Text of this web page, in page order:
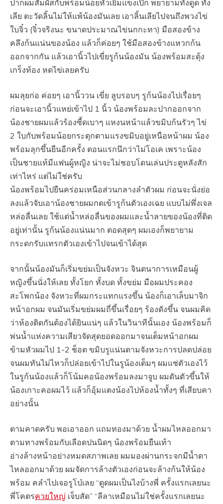
ปากผมสัมผัสกับพร้อมน้อยหัวเยิ้มแข็งเป๊ก พยายามทั้งดูด ทั้ง
เลีย ตะวัดลิ้นไม่ให้แพ้น้องมันเลย เอาลิ้นเลียไปจนถึงพวงไข่
ใบจิ๋ว (จิ๋วจริงนะ ขนาดประมาณไข่นกกะทา) มือสองข้าง
คลึงก้นแน่นของน้อง แล้วก็ค่อยๆ ใช้มือสองข้างแหวกก้น
ออกจากกัน แล้วเอานิ้วไปเขี่ยรูก้นน้องมัน น้องพร้อมสะดุ้ง
เกร็งท้อง หดไข่เลยครับ
ผมลุยก่อ ค่อยๆ เอานิ้ววน เขี่ย ลูบรอบๆ รูก้นน้องไปเรื่อยๆ
ก่อนจะเอานิ้วแหย่เข้าไป 1 นิ้ว น้องพร้อมละปากออกจาก
น้องชายผมแล้วร้องซี้ดเบาๆ แหงนหน้าแล้วขมิบก้นรัวๆ ไข่
2 ใบกับพร้อมน้อยกระตุกตามแรงขมิบอยู่เหนือหน้าผม น้อง
พร้อมลุกขึ้นยืนอีกครั้ง ตอนแรกนึกว่าไม่โอเค เพราะน้อง
เป็นชายแท้มีแฟนผู้หญิง น่าจะไม่ชอบโดนเล่นประตูหลังสัก
เท่าไหร่ แต่ไม่ใช่ครับ
น้องพร้อมไปยืนคร่อมเหนือส่วนกลางลำตัวผม ก่อนจะนั่งย่อ
ลงแล้วจับเอาน้องชายผมกดเข้ารูก้นตัวเองเฉย แบบไม่พึ่งเจล
หล่อลื่นเลย ใช้แต่น้ำหล่อลื่นของผมและน้ำลายของน้องที่ติด
อยู่เท่านั้น รูก้นน้องแน่นมาก ตอดสุดๆ ผมเองก็พยายาม
กระดกรับแทรกตัวเองเข้าไปจนเข้าได้สุด
จากนั้นน้องมันก็เริ่มขย่มเป็นจังหวะ จินตนาการเหมือนผู้
หญิงขึ้นนั่งให้เลย ทั้งโยก ทั้งบด ทั้งขย่ม มือผมประคอง
สะโพกน้อง จังหวะที่ผมกระแทกแรงขึ้น น้องก็เอาเล็บมาจิก
หน้าอกผม จนมันเริ่มขย่มผมถี่ขึ้นเรื่อยๆ ร้องดังขึ้น จนผมคิด
ว่าห้องติดกันต้องได้ยินแน่ๆ แล้วในวินาทีนั้นเอง น้องพร้อมก็
พ่นน้ำแห่งความเสียวจัดสุดยอดออกมาจนเต็มหน้าอกผม
ข้ามหัวผมไป 1-2 ช็อต ขมิบรูแน่นตามจังหวะการปลดปล่อย
จนผมทันไม่ไหวก็ปล่อยเข้าไปในรูน้องเต็มๆ ผมแช่ตัวเองไว้
ในรูก้นน้องแล้วก็โน้มคอน้องพร้อมลงมาจูบ ผมดันตัวขึ้นให้
น้องเกาะคอผมไว้ แล้วก็อุ้มแตงน้องไปห้องน้ำทั้งๆ ที่เสียบคา
อย่างนั้น
ตามคาดครับ พอเอาออก แถมทองมาด้วย น้ำผมไหลออกมา
ตามทางพร้อมกับเลือดปนนิดๆ น้องพร้อมยืนเท้า
อ่างล้างหน้าอย่างหมดสภาพเลย ผมมองผ่านกระจกมีน้ำตา
ไหลออกมาด้วย ผมจัดการล้างตัวเองก่อนจะล้างก้นให้น้อง
พร้อม คลำไปเจอรูโบ๋เลย “ตูดผมเป็นไงบ้างพี่ ครั้งแรกเลยนะ
พี่โคตรควยใหญ่ เจ็บสัด” “ลีลาเหมือนไม่ใช่ครั้งแรกเลยนะ